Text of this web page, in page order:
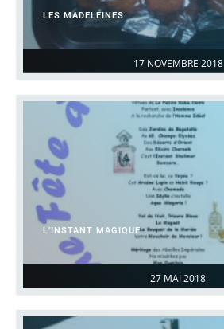
17 NOVEMBRE 2018
LES MADELEINES
27 MAI 2018
L’INSTANT MAGIQUE